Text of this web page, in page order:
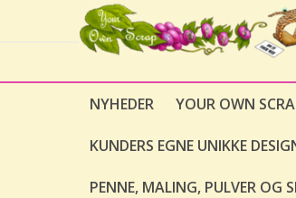
NYHEDER YOUR OWN
KUNDERS EGNE UNIKKE
PENNE, MALING, PULVER OG